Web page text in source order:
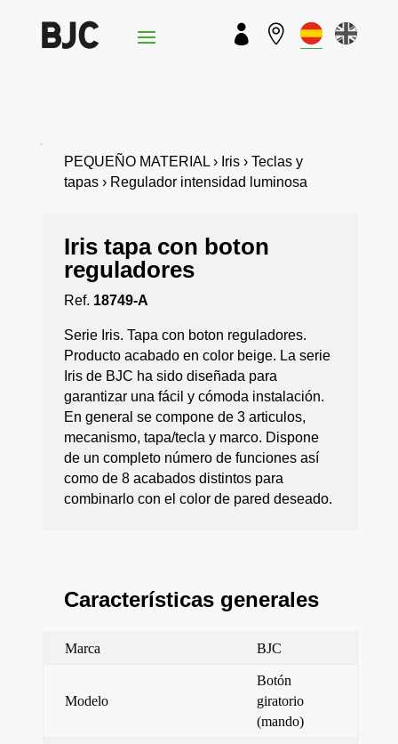
 
PEQUEÑO MATERIAL › Iris › Teclas y
tapas › Regulador intensidad luminosa
Iris tapa con boton
reguladores
Ref. 18749-A
Serie Iris. Tapa con boton reguladores.
Producto acabado en color beige. La serie
Iris de BJC ha sido diseñada para
garantizar una fácil y cómoda instalación.
En general se compone de 3 articulos,
mecanismo, tapa/tecla y marco. Dispone
de un completo número de funciones así
como de 8 acabados distintos para
combinarlo con el color de pared deseado.
Características generales
Marca BJC
Modelo
Botón
giratorio
(mando)